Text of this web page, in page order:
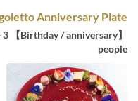
Anniversary Plate
3
people